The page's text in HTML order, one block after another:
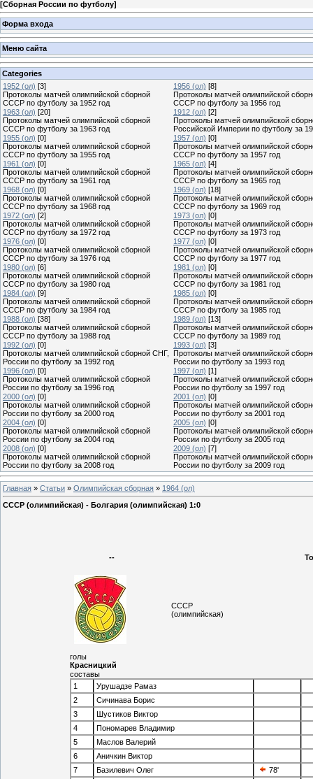
[Сборная России по футболу]
Форма входа
Меню сайта
Categories
1952 (ол) [3]
Протоколы матчей олимпийской сборной
СССР по футболу за 1952 год
1956 (ол) [8]
Протоколы матчей олимпийской
СССР по футболу за 1956 год
1963 (ол) [20]
Протоколы матчей олимпийской сборной
СССР по футболу за 1963 год
1912 (ол) [2]
Протоколы матчей олимпийской
Российской Империи по футболу за
1955 (ол) [0]
Протоколы матчей олимпийской сборной
СССР по футболу за 1955 год
1957 (ол) [0]
Протоколы матчей олимпийской
СССР по футболу за 1957 год
1961 (ол) [0]
Протоколы матчей олимпийской сборной
СССР по футболу за 1961 год
1965 (ол) [4]
Протоколы матчей олимпийской
СССР по футболу за 1965 год
1968 (ол) [0]
Протоколы матчей олимпийской сборной
СССР по футболу за 1968 год
1969 (ол) [18]
Протоколы матчей олимпийской
СССР по футболу за 1969 год
1972 (ол) [2]
Протоколы матчей олимпийской сборной
СССР по футболу за 1972 год
1973 (ол) [0]
Протоколы матчей олимпийской
СССР по футболу за 1973 год
1976 (ол) [0]
Протоколы матчей олимпийской сборной
СССР по футболу за 1976 год
1977 (ол) [0]
Протоколы матчей олимпийской
СССР по футболу за 1977 год
1980 (ол) [6]
Протоколы матчей олимпийской сборной
СССР по футболу за 1980 год
1981 (ол) [0]
Протоколы матчей олимпийской
СССР по футболу за 1981 год
1984 (ол) [9]
Протоколы матчей олимпийской сборной
СССР по футболу за 1984 год
1985 (ол) [0]
Протоколы матчей олимпийской
СССР по футболу за 1985 год
1988 (ол) [38]
Протоколы матчей олимпийской сборной
СССР по футболу за 1988 год
1989 (ол) [13]
Протоколы матчей олимпийской
СССР по футболу за 1989 год
1992 (ол) [0]
Протоколы матчей олимпийской сборной СНГ,
России по футболу за 1992 год
1993 (ол) [3]
Протоколы матчей олимпийской
России по футболу за 1993 год
1996 (ол) [0]
Протоколы матчей олимпийской сборной
России по футболу за 1996 год
1997 (ол) [1]
Протоколы матчей олимпийской
России по футболу за 1997 год
2000 (ол) [0]
Протоколы матчей олимпийской сборной
России по футболу за 2000 год
2001 (ол) [0]
Протоколы матчей олимпийской
России по футболу за 2001 год
2004 (ол) [0]
Протоколы матчей олимпийской сборной
России по футболу за 2004 год
2005 (ол) [0]
Протоколы матчей олимпийской
России по футболу за 2005 год
2008 (ол) [0]
Протоколы матчей олимпийской сборной
России по футболу за 2008 год
2009 (ол) [7]
Протоколы матчей олимпийской
России по футболу за 2009 год
Главная » Статьи » Олимпийская сборная » 1964 (ол)
СССР (олимпийская) - Болгария (олимпийская) 1:0
--
СССР
(олимпийская)
голы
Красницкий
составы
1
Урушадзе Рамаз
2
Сичинава Борис
3
Шустиков Виктор
4
Пономарев Владимир
5
Маслов Валерий
6
Аничкин Виктор
7
Базилевич Олег
78'